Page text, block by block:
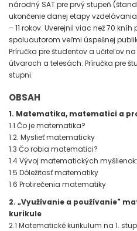
národný SAT preprvý stupeň
ukončenie danej etapy
– 11 rokov. Uverejnil viac než 70
spoluautorom veľmi úspešnej
Príručka pre študentov a učiteľov
útvaroch a telesách: Príručka pre
stupni.
OBSAH
1. Matematika, matematici a
1.1 Čo je matematika?
1.2. Myslieť matematicky
1.3 Čo robia matematici?
1.4 Vývoj matematických
1.5 Dôležitosť matematiky
1.6 Protirečenia matematiky
2. „Využívanie a používanie"
kurikule
2.1 Matematické kurikulum na 1.